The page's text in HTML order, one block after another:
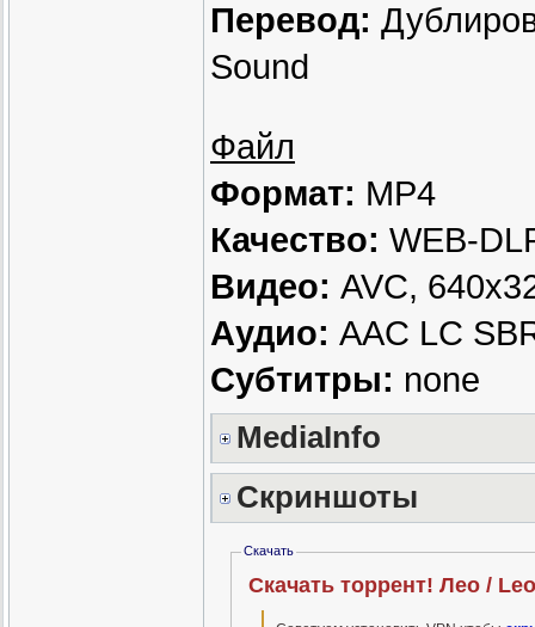
Перевод:
Sound
Файл
Формат: MP4
Качество: WEB-
Видео: AVC,
Аудио: AAC LC
Субтитры: none
MediaInfo
Скриншоты
Скачать
Скачать торрент! Лео /